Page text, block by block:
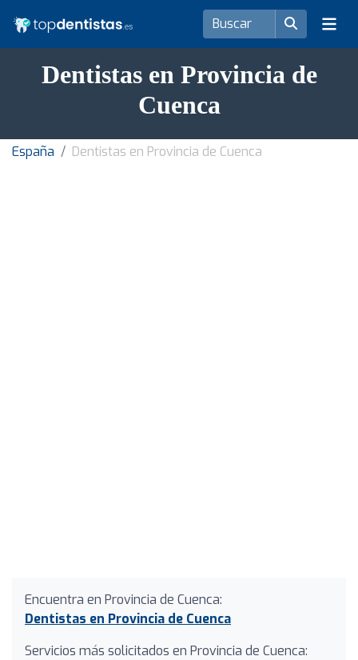
Dentistas en Provincia de
Cuenca
España Dentistas en Provincia de Cuenca
Encuentra en Provincia de Cuenca:
Dentistas en Provincia de Cuenca
Servicios más solicitados en Provincia de Cuenca: